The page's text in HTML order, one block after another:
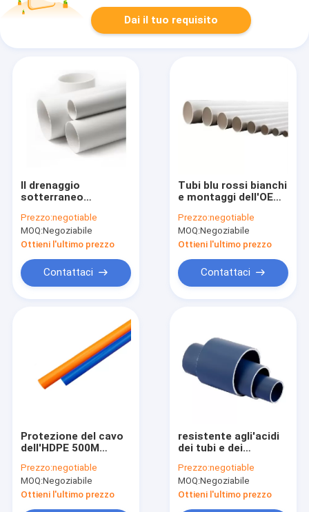
Dai il tuo requisito
Il drenaggio
sotterraneo
UPVC convoglia i tubi
di 110mm UPVC
Prezzo:negotiable
MOQ:Negoziabile
Ottieni l'ultimo prezzo
Contattaci
Tubi blu rossi bianchi
e montaggi dell'OEM
collegamenti elettrici
Prezzo:negotiable
MOQ:Negoziabile
Ottieni l'ultimo prezzo
Contattaci
Protezione del cavo
dell'HDPE 500M
Communication
Conduit del PE
Prezzo:negotiable
MOQ:Negoziabile
Ottieni l'ultimo prezzo
resistente agli'acidi
dei tubi e dei
polipropilene di 5.8m
per il sistema
fognario
Prezzo:negotiable
MOQ:Negoziabile
Ottieni l'ultimo prezzo